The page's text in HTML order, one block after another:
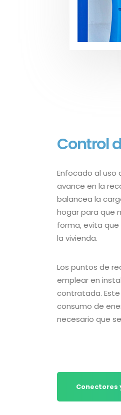
Control
Enfocado al
avance en la
balancea la
hogar para que
forma, evita
la vivienda.
Los puntos de
emplear en
contratada.
consumo de
necesario que
Conectores